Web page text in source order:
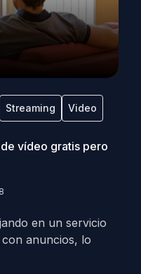
Streaming Video
vídeo gratis pero
en un servicio
anuncios, lo